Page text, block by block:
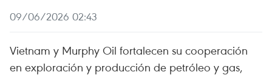
09/06/2026 02:43
Vietnam y Murphy Oil fortalecen su cooperación
en exploración y producción de petróleo y gas,